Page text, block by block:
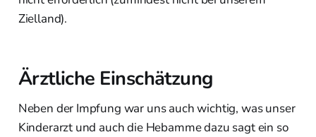
Zielland).
Ärztliche Einschätzung
Neben der Impfung war uns auch wichtig, was unser
Kinderarzt und auch die Hebamme dazu sagt ein so